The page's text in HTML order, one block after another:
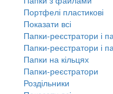
Портфелі пластикові
Показати всі
Папки-реєстратори і
Папки-реєстратори і
Папки на кільцях
Папки-реєстратори
Роздільники